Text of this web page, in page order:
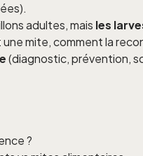
adultes, mais les
mite, comment la
(diagnostic, prévention,
?